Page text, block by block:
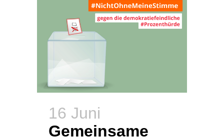
16 Juni
Gemeinsame